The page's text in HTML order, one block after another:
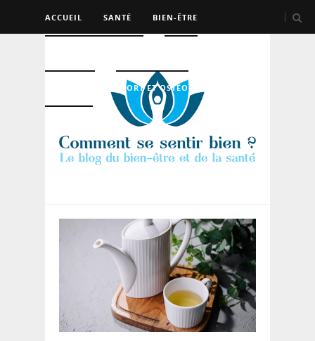
ACCUEIL SANTÉ BIEN-ÊTRE
SPORT ET OSTÉO